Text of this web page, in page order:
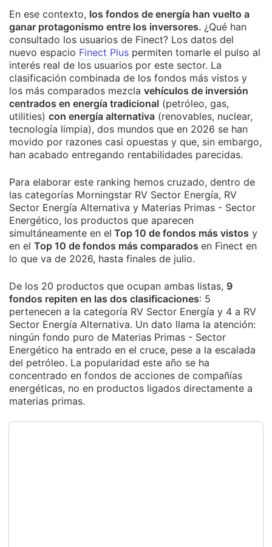
En ese contexto, los fondos de energía han vuelto a
ganar protagonismo entre los inversores. ¿Qué han
consultado los usuarios de Finect? Los datos del
nuevo espacio Finect Plus permiten tomarle el pulso al
interés real de los usuarios por este sector. La
clasificación combinada de los fondos más vistos y
los más comparados mezcla vehículos de inversión
centrados en energía tradicional (petróleo, gas,
utilities) con energía alternativa (renovables, nuclear,
tecnología limpia), dos mundos que en 2026 se han
movido por razones casi opuestas y que, sin embargo,
han acabado entregando rentabilidades parecidas.
Para elaborar este ranking hemos cruzado, dentro de
las categorías Morningstar RV Sector Energía, RV
Sector Energía Alternativa y Materias Primas - Sector
Energético, los productos que aparecen
simultáneamente en el Top 10 de fondos más vistos y
en el Top 10 de fondos más comparados en Finect en
lo que va de 2026, hasta finales de julio.
De los 20 productos que ocupan ambas listas, 9
fondos repiten en las dos clasificaciones: 5
pertenecen a la categoría RV Sector Energía y 4 a RV
Sector Energía Alternativa. Un dato llama la atención:
ningún fondo puro de Materias Primas - Sector
Energético ha entrado en el cruce, pese a la escalada
del petróleo. La popularidad este año se ha
concentrado en fondos de acciones de compañías
energéticas, no en productos ligados directamente a
materias primas.